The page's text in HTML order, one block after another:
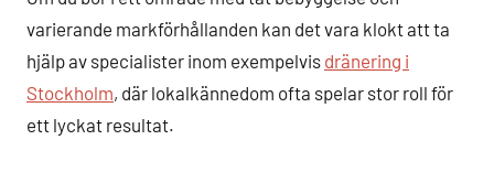
varierande markförhållanden kan det vara klokt att ta
hjälp av specialister inom exempelvis dränering i
Stockholm, där lokalkännedom ofta spelar stor roll för
ett lyckat resultat.